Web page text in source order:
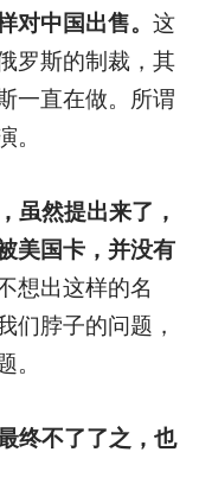
对中国出售。 这
罗斯的制裁，其
一直在做。所谓
。
虽然提出来了，
美国卡，并没有
想出这样的名
们脖子的问题，
。
终不了了之，也